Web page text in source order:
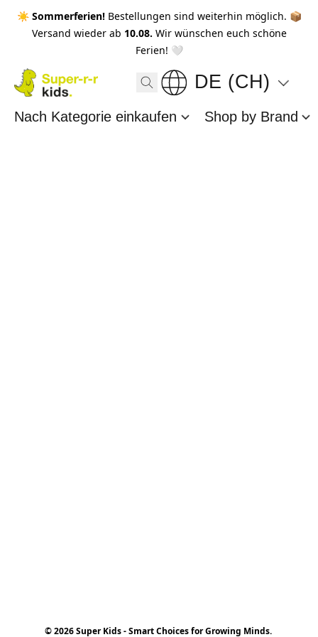
☀️ Sommerferien! Bestellungen sind weiterhin möglich. 📦
Versand wieder ab 10.08. Wir wünschen euch schöne
Ferien! 🤍
DE (CH)
Nach Kategorie einkaufen Shop by Brand
© 2026 Super Kids - Smart Choices for Growing Minds.